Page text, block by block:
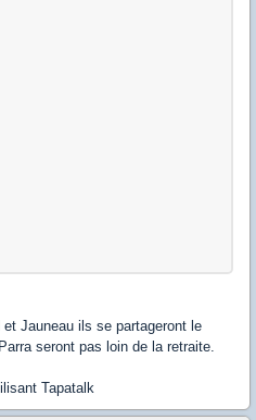
Jauneau ils se partageront le
seront pas loin de la retraite.
Tapatalk